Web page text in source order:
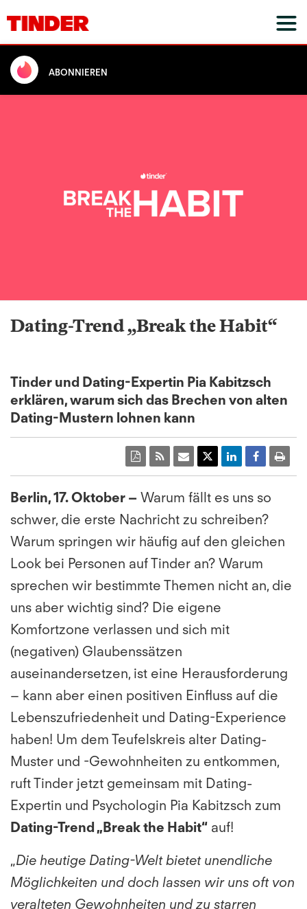
ABONNIEREN
Dating-Trend „Break the Habit“
Tinder und Dating-Expertin Pia Kabitzsch
erklären, warum sich das Brechen von alten
Dating-Mustern lohnen kann
Berlin, 17. Oktober – Warum fällt es uns so
schwer, die erste Nachricht zu schreiben?
Warum springen wir häufig auf den gleichen
Look bei Personen auf Tinder an? Warum
sprechen wir bestimmte Themen nicht an, die
uns aber wichtig sind? Die eigene
Komfortzone verlassen und sich mit
(negativen) Glaubenssätzen
auseinandersetzen, ist eine Herausforderung
– kann aber einen positiven Einfluss auf die
Lebenszufriedenheit und Dating-Experience
haben! Um dem Teufelskreis alter Dating-
Muster und -Gewohnheiten zu entkommen,
ruft Tinder jetzt gemeinsam mit Dating-
Expertin und Psychologin Pia Kabitzsch zum
Dating-Trend „Break the Habit“ auf!
„Die heutige Dating-Welt bietet unendliche
Möglichkeiten und doch lassen wir uns oft von
veralteten Gewohnheiten und zu starren